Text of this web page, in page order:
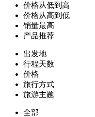
价格从低到高
价格从高到低
销量最高
产品推荐
出发地
行程天数
价格
旅行方式
旅游主题
全部